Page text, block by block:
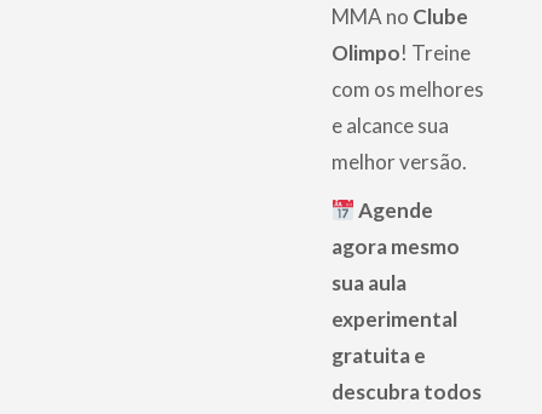
MMA no Clube
Olimpo! Treine
com os melhores
e alcance sua
melhor versão.
Agende
agora mesmo
sua aula
experimental
gratuita e
descubra todos